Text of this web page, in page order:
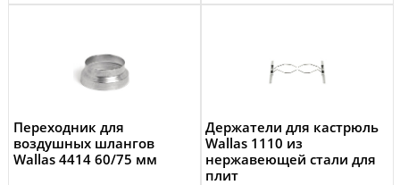
Переходник для
воздушных шлангов
Wallas 4414 60/75 мм
Держатели для кастрюль
Wallas 1110 из
нержавеющей стали для
плит